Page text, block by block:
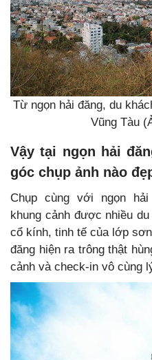
Từ ngọn hải đăng, du
Vũng Tàu
Vậy tại ngọn hải
góc chụp ảnh nào
Chụp cùng với ngọn
khung cảnh được nhiều
cổ kính, tinh tế của lớp
đăng hiện ra trông thật
cảnh và check-in vô cùng